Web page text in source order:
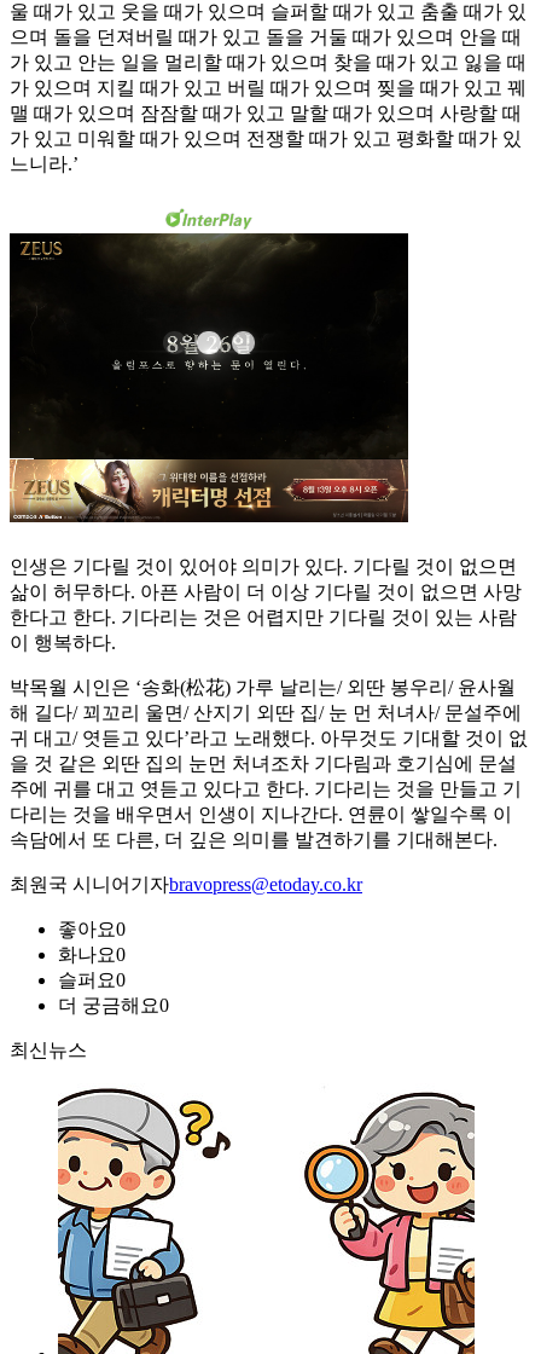
울 때가 있고 웃을 때가 있으며 슬퍼할 때가 있고 춤출 때가 있
으며 돌을 던져버릴 때가 있고 돌을 거둘 때가 있으며 안을 때
가 있고 안는 일을 멀리할 때가 있으며 찾을 때가 있고 잃을 때
가 있으며 지킬 때가 있고 버릴 때가 있으며 찢을 때가 있고 꿰
맬 때가 있으며 잠잠할 때가 있고 말할 때가 있으며 사랑할 때
가 있고 미워할 때가 있으며 전쟁할 때가 있고 평화할 때가 있
느니라.’
인생은 기다릴 것이 있어야 의미가 있다. 기다릴 것이 없으면
삶이 허무하다. 아픈 사람이 더 이상 기다릴 것이 없으면 사망
한다고 한다. 기다리는 것은 어렵지만 기다릴 것이 있는 사람
이 행복하다.
박목월 시인은 ‘송화(松花) 가루 날리는/ 외딴 봉우리/ 윤사월
해 길다/ 꾀꼬리 울면/ 산지기 외딴 집/ 눈 먼 처녀사/ 문설주에
귀 대고/ 엿듣고 있다’라고 노래했다. 아무것도 기대할 것이 없
을 것 같은 외딴 집의 눈먼 처녀조차 기다림과 호기심에 문설
주에 귀를 대고 엿듣고 있다고 한다. 기다리는 것을 만들고 기
다리는 것을 배우면서 인생이 지나간다. 연륜이 쌓일수록 이
속담에서 또 다른, 더 깊은 의미를 발견하기를 기대해본다.
최원국 시니어기자bravopress@etoday.co.kr
좋아요0
화나요0
슬퍼요0
더 궁금해요0
최신뉴스